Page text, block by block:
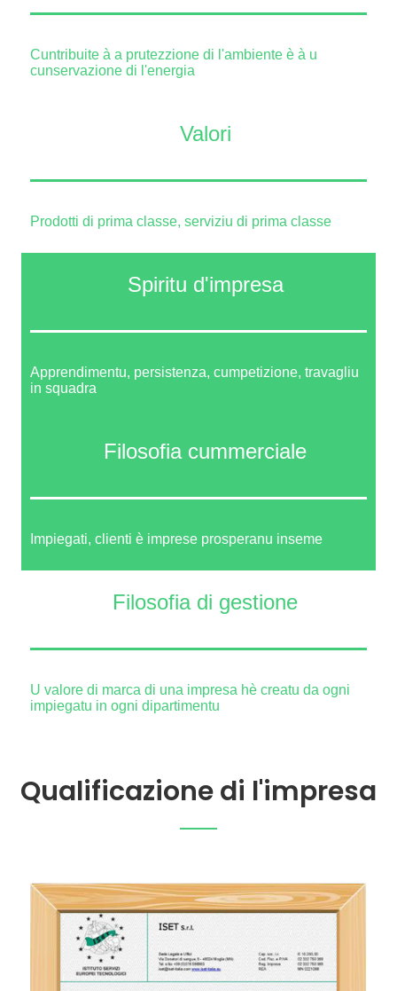
Cuntribuite à a prutezzione di l'ambiente è à u
cunservazione di l'energia
Valori
Prodotti di prima classe, serviziu di prima classe
Spiritu d'impresa
Apprendimentu, persistenza, cumpetizione, travagliu
in squadra
Filosofia cummerciale
Impiegati, clienti è imprese prosperanu inseme
Filosofia di gestione
U valore di marca di una impresa hè creatu da ogni
impiegatu in ogni dipartimentu
Qualificazione di l'impresa